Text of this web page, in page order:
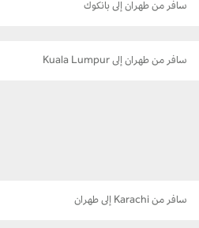
سافر من طهران إلى بانكوك
سافر من طهران إلى Kuala Lumpur
سافر من Karachi إلى طهران